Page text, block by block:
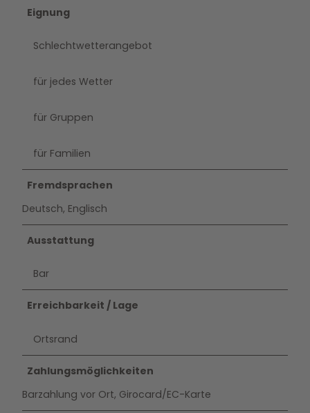
Eignung
Schlechtwetterangebot
für jedes Wetter
für Gruppen
für Familien
Fremdsprachen
Deutsch, Englisch
Ausstattung
Bar
Erreichbarkeit / Lage
Ortsrand
Zahlungsmöglichkeiten
Barzahlung vor Ort, Girocard/EC-Karte